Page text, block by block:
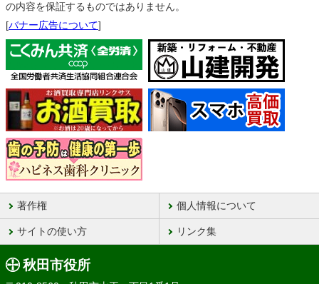
の内容を保証するものではありません。
[バナー広告について]
著作権 個人情報について
サイトの使い方 リンク集
秋田市役所